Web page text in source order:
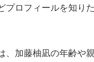
プロフィールを知り
、加藤柚凪の年齢や